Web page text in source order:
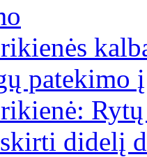
didelį